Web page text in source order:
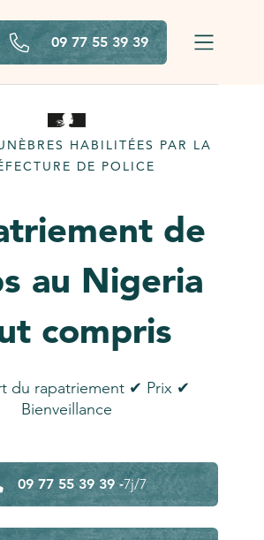
09 77 55 39 39
HABILITÉES PAR LA
DE POLICE
de
au Nigeria
compris
du rapatriement ✔ Prix ✔
Bienveillance
09 77 55 39 39 -7j/7